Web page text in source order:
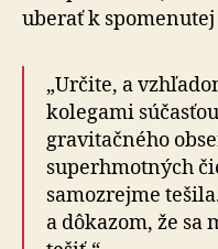
uberať k
„Určite, a
kolegami
gravitačného
superhmotných
samozrejme
a dôkazom, že sa